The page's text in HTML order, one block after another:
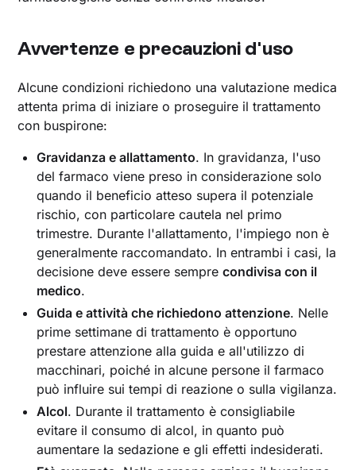
Avvertenze e precauzioni d'uso
Alcune condizioni richiedono una valutazione medica
attenta prima di iniziare o proseguire il trattamento
con buspirone:
Gravidanza e allattamento. In gravidanza, l'uso
del farmaco viene preso in considerazione solo
quando il beneficio atteso supera il potenziale
rischio, con particolare cautela nel primo
trimestre. Durante l'allattamento, l'impiego non è
generalmente raccomandato. In entrambi i casi, la
decisione deve essere semprecondivisa con il
medico.
Guida e attività che richiedono attenzione. Nelle
prime settimane di trattamento è opportuno
prestare attenzione alla guida e all'utilizzo di
macchinari, poiché in alcune persone il farmaco
può influire sui tempi di reazione o sulla vigilanza.
Alcol. Durante il trattamento è consigliabile
evitare il consumo di alcol, in quanto può
aumentare la sedazione e gli effetti indesiderati.